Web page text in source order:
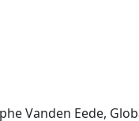
Vanden Eede,